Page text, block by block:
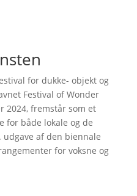
for dukke- objekt og
Festival of Wonder
2024, fremstår som et
for både lokale og de
udgave af den biennale
for voksne og